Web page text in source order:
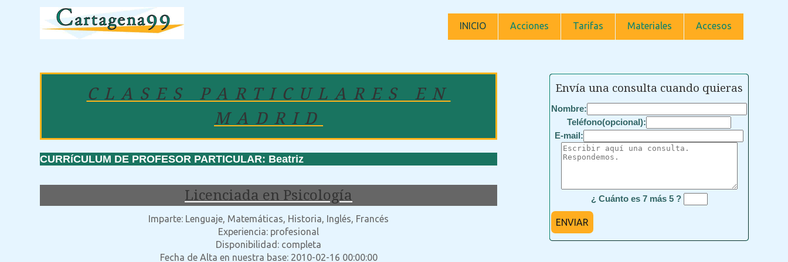
INICIO Acciones Tarifas Materiales Accesos
CLASES PARTICULARES EN
MADRID
CURRíCULUM DE PROFESOR PARTICULAR: Beatriz
Licenciada en Psicología
Imparte: Lenguaje, Matemáticas, Historia, Inglés, Francés
Experiencia: profesional
Disponibilidad: completa
Fecha de Alta en nuestra base: 2010-02-16 00:00:00
Envía una consulta cuando quieras
Nombre:
Teléfono(opcional):
E-mail:
¿ Cuánto es 7 más 5 ?
ENVIAR